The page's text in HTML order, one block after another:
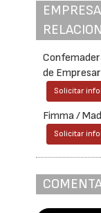
de
Solicitar
Fimma /
Solicitar